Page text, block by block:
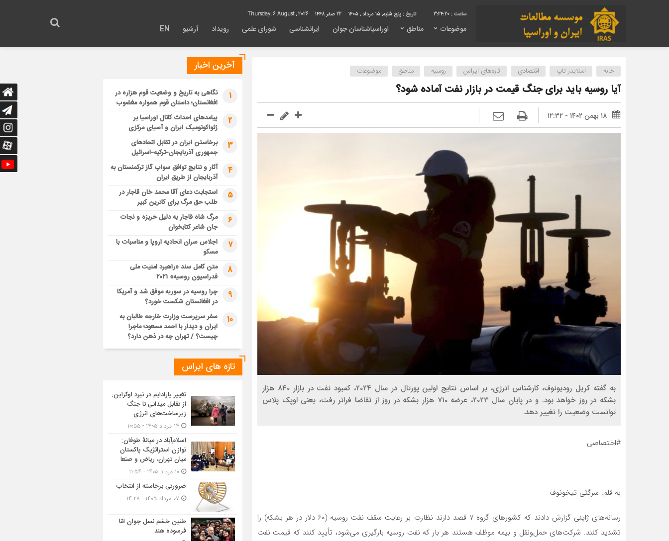
3:24:21 تاریخ : پنج شنبه, ۱۵ مرداد , ۱۴۰۵ 22 صفر 1448
موضوعات مناطق اوراسیاشناسان جوان ایرانشناسی شورای علمی رویداد آرشیو EN
خانه اسلایدر تاپ اقتصادی تازه‌های ایراس روسیه مناطق موضوعات
آیا روسیه باید برای جنگ قیمت در بازار نفت آماده شود؟
۱۸ بهمن ۱۴۰۲ - ۱۲:۳۲
به گفته کریل رودیونوف، کارشناس انرژی، بر اساس نتایج اولین پورتال در سال 2024، کمبود نفت در بازار 840 هزار
بشکه در روز خواهد بود. و در پایان سال 2023، عرضه 710 هزار بشکه در روز از تقاضا فراتر رفت، یعنی اوپک پلاس
توانست وضعیت را تغییر دهد.
#اختصاصی
به قلم: سرگئی تیخونوف
رسانه‌های ژاپنی گزارش دادند که کشورهای گروه ۷ قصد دارند نظارت بر رعایت سقف نفت روسیه (۶۰ دلار در هر بشکه) را
تشدید کنند. شرکت‌های حمل‌ونقل و بیمه موظف هستند هر بار که نفت روسیه بارگیری می‌شود، تأیید کنند که قیمت نفت
آخرین اخبار
1
نگاهی به تاریخ و وضعیت قوم هزاره در
افغانستان؛ داستان قوم همواره مغضوب
2
پیامدهای احداث کانال اوراسیا بر
ژئواکونومیک ایران و آسیای مرکزی
3
برخاستن ایران در تقابل اتحادهای
جمهوری آذربایجان-ترکیه-اسرائیل
4
آثار و نتایج توافق سواپ گاز ترکمنستان به
آذربایجان از طریق ایران
5
استجابت دعای آقا محمد خان قاجار در
طلب حق مرگ برای کاترین کبیر
6
مرگ شاه قاجار به دلیل خربزه و نجات
جان شاعر کتابخوان
7
اجلاس سران اتحادیه اروپا و مناسبات با
مسکو
8
متن کامل سند «راهبرد امنیت ملی
فدراسیون روسیه» ۲۰۲۱
9
چرا روسیه در سوریه موفق شد و آمریکا
در افغانستان شکست خورد؟
10
سفر سرپرست وزارت خارجه طالبان به
ایران و دیدار با احمد مسعود؛ ماجرا
چیست؟ / تهران چه در ذهن دارد؟
تازه های ایراس
تغییر پارادایم در نبرد اوکراین:
از تقابل میدانی تا جنگ
زیرساخت‌های انرژی
اسلام‌آباد در میانۀ طوفان:
توازن استراتژیک پاکستان
میان تهران، ریاض و صنعا
ضرورتی برخاسته از انتخاب
طنین خشم نسل جوان امّا
فرسوده هند